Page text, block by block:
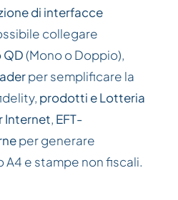
di interfacce
collegare
QD(Mono o Doppio),
per semplificare la
prodotti e Lotteria
Internet, EFT-
per generare
e stampe non fiscali.